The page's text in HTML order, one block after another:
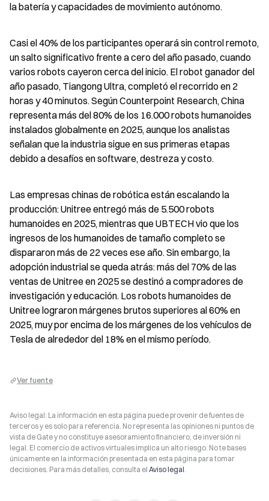
la batería y capacidades de movimiento autónomo.
Casi el 40% de los participantes operará sin control remoto,
un salto significativo frente a cero del año pasado, cuando
varios robots cayeron cerca del inicio. El robot ganador del
año pasado, Tiangong Ultra, completó el recorrido en 2
horas y 40 minutos. Según Counterpoint Research, China
representa más del 80% de los 16.000 robots humanoides
instalados globalmente en 2025, aunque los analistas
señalan que la industria sigue en sus primeras etapas
debido a desafíos en software, destreza y costo.
Las empresas chinas de robótica están escalando la
producción: Unitree entregó más de 5.500 robots
humanoides en 2025, mientras que UBTECH vio que los
ingresos de los humanoides de tamaño completo se
dispararon más de 22 veces ese año. Sin embargo, la
adopción industrial se queda atrás: más del 70% de las
ventas de Unitree en 2025 se destinó a compradores de
investigación y educación. Los robots humanoides de
Unitree lograron márgenes brutos superiores al 60% en
2025, muy por encima de los márgenes de los vehículos de
Tesla de alrededor del 18% en el mismo período.
Ver fuente
Aviso legal: La información en esta página puede provenir de fuentes de
terceros y es solo para referencia. No representa las opiniones ni puntos de
vista de Gate y no constituye asesoramiento financiero, de inversión ni
legal. El comercio de activos virtuales implica un alto riesgo. No te bases
únicamente en la información presentada en esta página para tomar
decisiones. Para más detalles, consulta el Aviso legal.